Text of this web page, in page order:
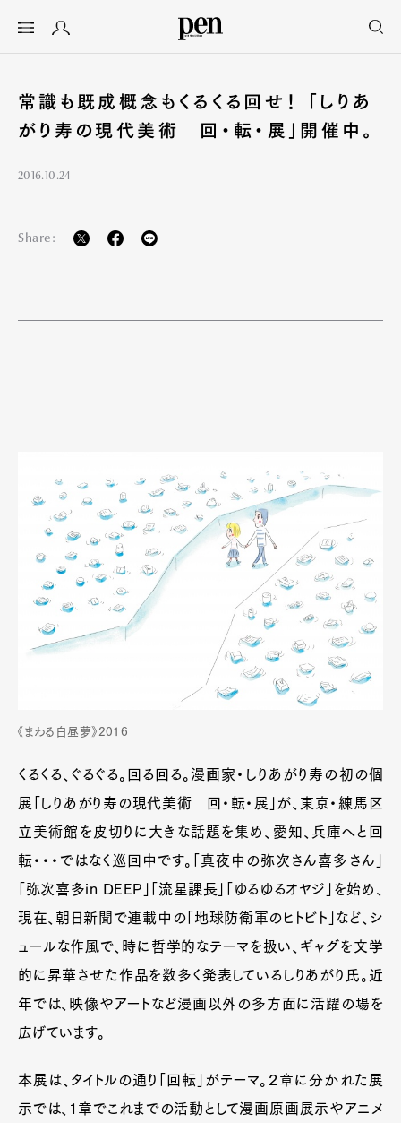
常識も既成概念もくるくる回せ！ 「しりあ
がり寿の現代美術 回・転・展」開催中。
2016.10.24
Share:
《まわる白昼夢》2016
くるくる、ぐるぐる。回る回る。漫画家・しりあがり寿の初の個
展「しりあがり寿の現代美術 回・転・展」が、東京・練馬区
立美術館を皮切りに大きな話題を集め、愛知、兵庫へと回
転・・・ではなく巡回中です。「真夜中の弥次さん喜多さん」
「弥次喜多in DEEP」「流星課長」「ゆるゆるオヤジ」を始め、
現在、朝日新聞で連載中の「地球防衛軍のヒトビト」など、シ
ュールな作風で、時に哲学的なテーマを扱い、ギャグを文学
的に昇華させた作品を数多く発表しているしりあがり氏。近
年では、映像やアートなど漫画以外の多方面に活躍の場を
広げています。
本展は、タイトルの通り「回転」がテーマ。２章に分かれた展
示では、１章でこれまでの活動として漫画原画展示やアニメ